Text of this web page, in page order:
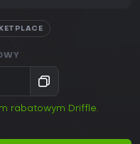
rabatowym Driffle.